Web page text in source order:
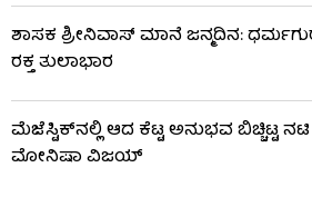
ಶಾಸಕ ಶ್ರೀನಿವಾಸ್ ಮಾನೆ ಜನ್ಮದಿನ:
ರಕ್ತ ತುಲಾಭಾರ
ಮೆಜೆಸ್ಟಿಕ್​​ನಲ್ಲಿ ಆದ ಕೆಟ್ಟ ಅನುಭವ ಬಿಚ್ಚಿಟ್ಟ ನಟಿ
ಮೋನಿಷಾ ವಿಜಯ್